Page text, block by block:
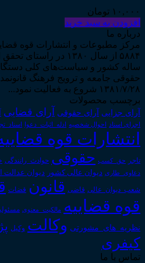
۱۰,۰۰۰ تومان
افزودن به سبد خرید
درباره ما
مرکز مطبوعات و انتشارات قوه
۵۸۸۴ از سال ۱۳۸۰ در
ساله کشور و سیاست‌های کلی
۱۳۸۱/۷/۲۸ شروع به فعالیت نمود...
برچسب محصولات
آرای جزایی آرای حقوقی آرای قضایی
اجرای اسناد احوال شخصیه ادله_اثبات_دعوا
انتشارات قوه
تاجر حق_کسب حقوقی حوادث_رانندگی
دعاوی_طاری دیوان عالی کشور دیوان عدالت
شعب_دیوان_عالی قاضی قانون قضات
قوه قضاییه مالکیت_معنوی
نظریه_های_مشورتی وکالت وکیل
کیفری
تماس با ما